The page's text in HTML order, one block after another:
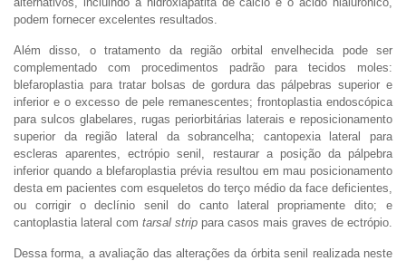
podem fornecer excelentes resultados.
Além disso, o tratamento da região orbital envelhecida pode ser
complementado com procedimentos padrão para tecidos moles:
blefaroplastia para tratar bolsas de gordura das pálpebras superior e
inferior e o excesso de pele remanescentes; frontoplastia endoscópica
para sulcos glabelares, rugas periorbitárias laterais e reposicionamento
superior da região lateral da sobrancelha; cantopexia lateral para
escleras aparentes, ectrópio senil, restaurar a posição da pálpebra
inferior quando a blefaroplastia prévia resultou em mau posicionamento
desta em pacientes com esqueletos do terço médio da face deficientes,
ou corrigir o declínio senil do canto lateral propriamente dito; e
cantoplastia lateral com tarsal strip para casos mais graves de ectrópio.
Dessa forma, a avaliação das alterações da órbita senil realizada neste